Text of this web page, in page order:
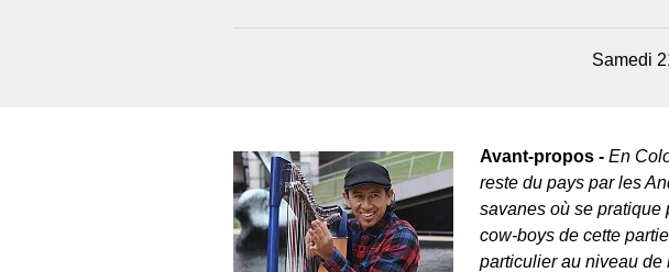
Samedi
Avant-propos - En
reste du pays par les
savanes où se
cow-boys de cette
particulier au niveau